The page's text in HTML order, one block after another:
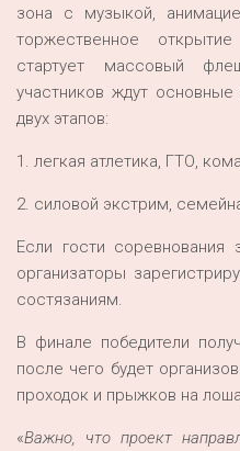
зона с музыкой,
торжественное
стартует массовый
участников ждут
двух этапов:
1. легкая атлетика, ГТО,
2. силовой экстрим,
Если гости соревнования
организаторы
состязаниям.
В финале победители
после чего будет
проходок и прыжков на
«Важно, что проект